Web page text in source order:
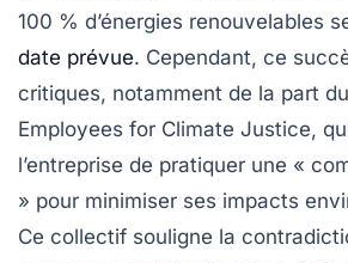
100 % d’énergies renouvelables
date prévue. Cependant, ce
critiques, notamment de la part
Employees for Climate Justice,
l’entreprise de pratiquer une «
» pour minimiser ses impacts
Ce collectif souligne la